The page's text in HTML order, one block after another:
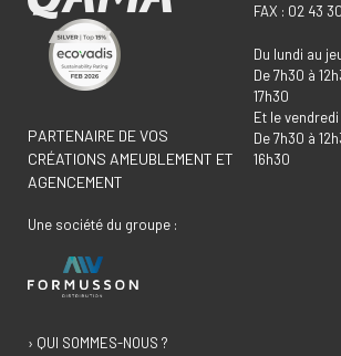
PARTENAIRE DE VOS
CRÉATIONS AMEUBLEMENT ET
AGENCEMENT
Une société du groupe :
FAX : 02 43
Du lundi au
De 7h30 à
17h30
Et le vendredi
De 7h30 à
16h30
› QUI SOMMES-NOUS ?